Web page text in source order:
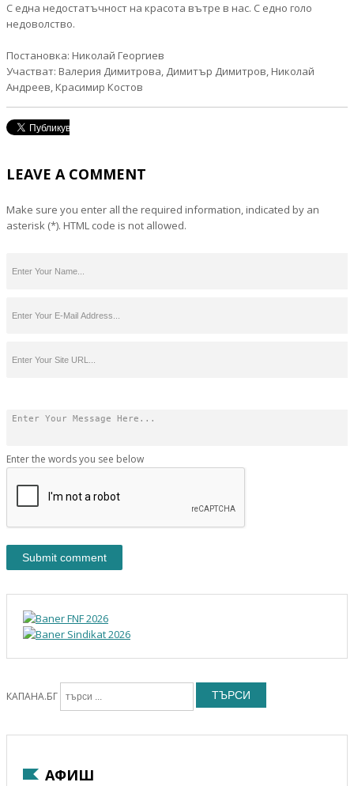
С една недостатъчност на красота вътре в нас. С едно голо
недоволство.
Постановка: Николай Георгиев
Участват: Валерия Димитрова, Димитър Димитров, Николай
Андреев, Красимир Костов
LEAVE A COMMENT
Make sure you enter all the required information, indicated by an
asterisk (*). HTML code is not allowed.
Enter the words you see below
КАПАНА.БГ ТЪРСИ
АФИШ